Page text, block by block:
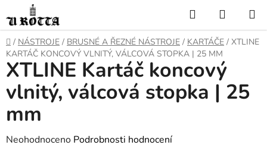
na
obsah
Hledat
KOŠÍK
DOMŮ
/ NÁSTROJE / BRUSNÉ A ŘEZNÉ NÁSTROJE / KARTÁČE / XTLINE
KARTÁČ KONCOVÝ VLNITÝ, VÁLCOVÁ STOPKA | 25 MM
XTLINE Kartáč koncový
vlnitý, válcová stopka | 25
mm
Průměrné
Neohodnoceno Podrobnosti hodnocení